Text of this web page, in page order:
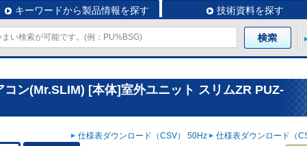
キーワードから製品情報を探す 技術資料を探す
ン(Mr.SLIM) [本体]室外ユニット スリムZR PUZ-
仕様表ダウンロード（CSV） 50Hz 仕様表ダウンロード（